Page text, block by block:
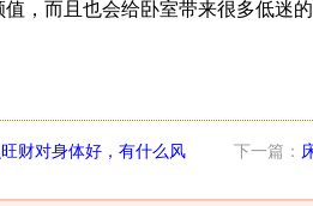
，而且也会给卧室带来很多低迷的
财对身体好，有什么风 下一篇：